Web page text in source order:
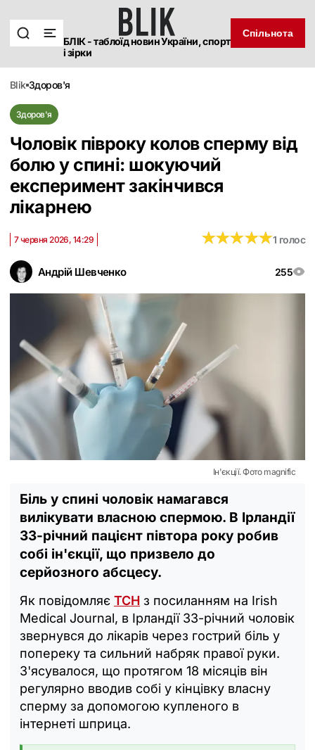
БЛІК - таблоїд новин України, спорт
і зірки
Спільнота
blik здоров'я
Здоров'я
Чоловік півроку колов сперму від
болю у спині: шокуючий
експеримент закінчився
лікарнею
Андрій Шевченко 255
7 червня 2026, 14:29 ★★★★★
★★★★★1 голос
Ін'єкції. Фото magnific
Біль у спині чоловік намагався
вилікувати власною спермою. В Ірландії
33-річний пацієнт півтора року робив
собі ін'єкції, що призвело до
серйозного абсцесу.
Як повідомляє ТСН з посиланням на Irish
Medical Journal, в Ірландії 33-річний чоловік
звернувся до лікарів через гострий біль у
попереку та сильний набряк правої руки.
З'ясувалося, що протягом 18 місяців він
регулярно вводив собі у кінцівку власну
сперму за допомогою купленого в
інтернеті шприца.